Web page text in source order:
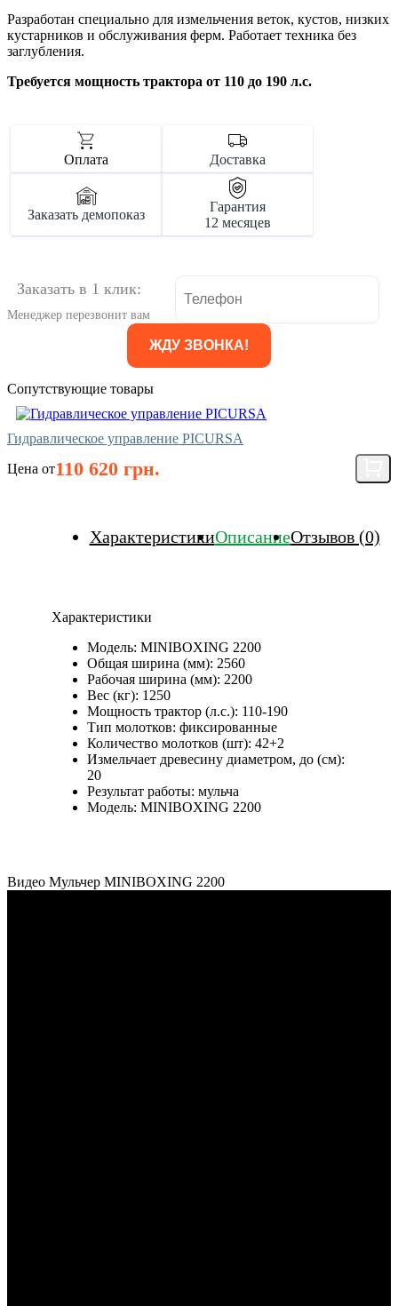
Разработан специально для измельчения веток, кустов, низких
кустарников и обслуживания ферм. Работает техника без
заглубления.
Требуется мощность трактора от 110 до 190 л.с.
Оплата Доставка
Заказать демопоказ
Гарантия
12 месяцев
Заказать в 1 клик:
Менеджер перезвонит вам
Сопутствующие товары
Гидравлическое управление PICURSA
Цена от110 620 грн.
ХарактеристикиОписаниеОтзывов (0)
Характеристики
Модель: MINIBOXING 2200
Общая ширина (мм): 2560
Рабочая ширина (мм): 2200
Вес (кг): 1250
Мощность трактор (л.с.): 110-190
Тип молотков: фиксированные
Количество молотков (шт): 42+2
Измельчает древесину диаметром, до (см):
20
Результат работы: мульча
Модель: MINIBOXING 2200
Видео Мульчер MINIBOXING 2200